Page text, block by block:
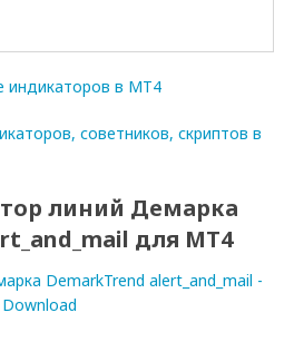
индикаторов в МТ4
советников, скриптов в
линий Демарка
для МТ4